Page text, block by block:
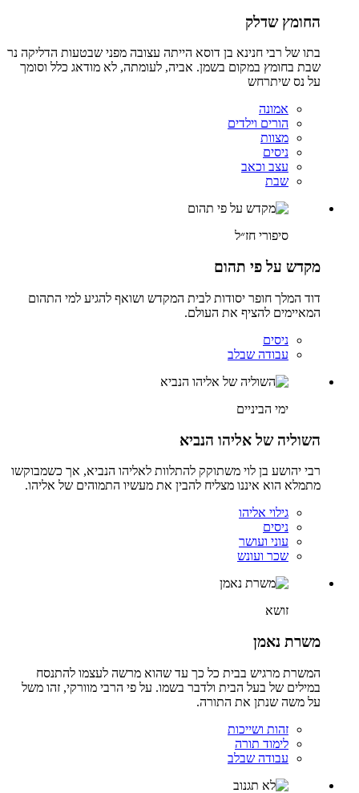
החומץ שדלק
בתו של רבי חנינא בן דוסא הייתה עצובה מפני שבטעות הדליקה נר
שבת בחומץ במקום בשמן. אביה, לעומתה, לא מודאג כלל וסומך
על נס שיתרחש
אמונה
הורים וילדים
מצוות
ניסים
עצב וכאב
שבת
סיפורי חז״ל
מקדש על פי תהום
דוד המלך חופר יסודות לבית המקדש ושואף להגיע למי התהום
המאיימים להציף את העולם.
ניסים
עבודה שבלב
ימי הביניים
השוליה של אליהו הנביא
רבי יהושע בן לוי משתוקק להתלוות לאליהו הנביא, אך כשמבוקשו
מתמלא הוא איננו מצליח להבין את מעשיו התמוהים של אליהו.
גילוי אליהו
ניסים
עוני ועושר
שכר ועונש
זושא
משרת נאמן
המשרת מרגיש בבית כל כך עד שהוא מרשה לעצמו להתנסח
במילים של בעל הבית ולדבר בשמו. על פי הרבי מוורקי, זהו משל
על משה שנתן את התורה.
זהות ושייכות
לימוד תורה
עבודה שבלב